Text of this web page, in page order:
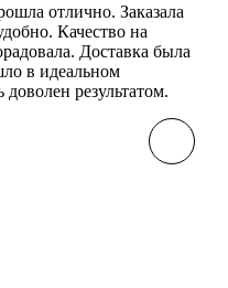
отлично. Заказала
Качество на
Доставка была
в идеальном
результатом.